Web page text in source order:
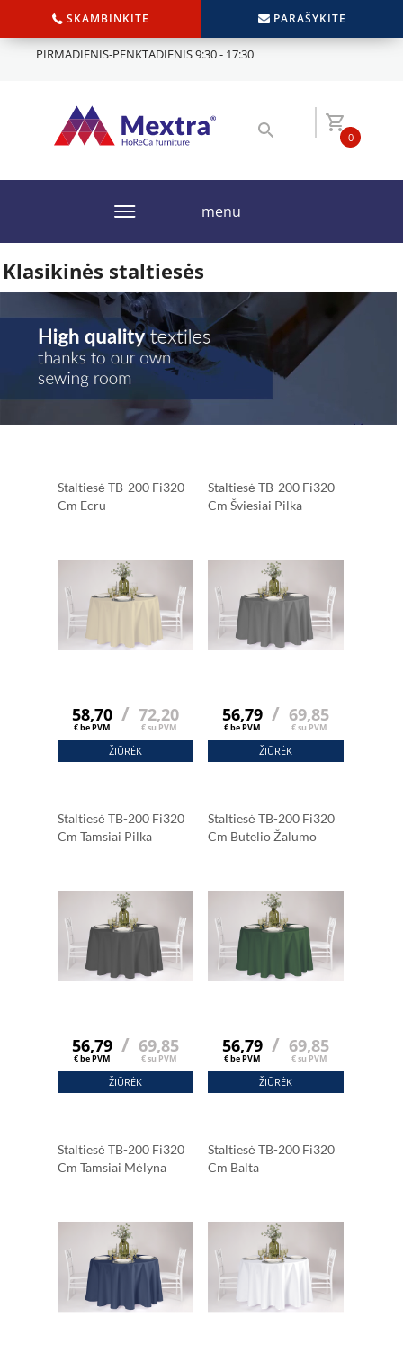
SKAMBINKITE PARAŠYKITE
PIRMADIENIS-PENKTADIENIS 9:30 - 17:30
0
menu
Klasikinės staltiesės
Staltiesė TB-200 Fi320
Cm Ecru
58,70
€ be PVM
/ 72,20
€ su PVM
ŽIŪRĖK
Staltiesė TB-200 Fi320
Cm Šviesiai Pilka
56,79
€ be PVM
/ 69,85
€ su PVM
ŽIŪRĖK
Staltiesė TB-200 Fi320
Cm Tamsiai Pilka
56,79
€ be PVM
/ 69,85
€ su PVM
ŽIŪRĖK
Staltiesė TB-200 Fi320
Cm Butelio Žalumo
56,79
€ be PVM
/ 69,85
€ su PVM
ŽIŪRĖK
Staltiesė TB-200 Fi320
Cm Tamsiai Mėlyna
Staltiesė TB-200 Fi320
Cm Balta